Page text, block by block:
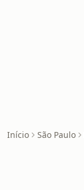
Início São Paulo